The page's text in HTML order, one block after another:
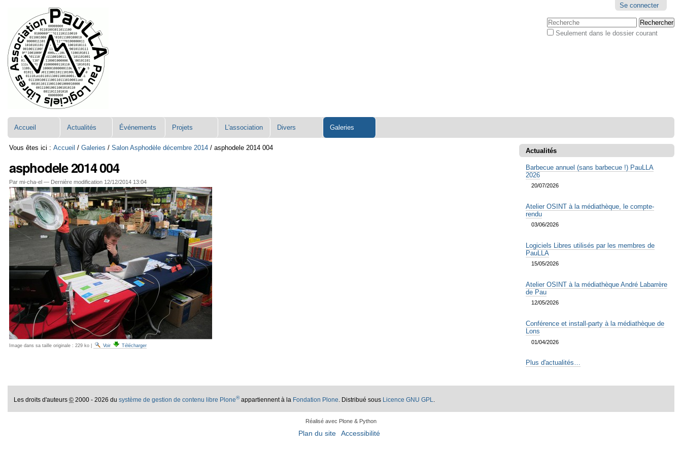
contenu.
Aller
à
la
navigation
personnels
Se connecter
Chercher par
Seulement dans le dossier courant
Accueil Actualités Événements Projets L'association Divers Galeries
Vous êtes ici : Accueil /Galeries /Salon Asphodèle décembre 2014 /asphodele 2014 004
asphodele 2014 004
Par mi-cha-el — Dernière modification 12/12/2014 13:04
Image dans sa taille originale : 229 ko Voir Télécharger
Actualités
Barbecue annuel (sans barbecue !) PauLLA
2026
20/07/2026
Atelier OSINT à la médiathèque, le compte-
rendu
03/06/2026
Logiciels Libres utilisés par les membres de
PauLLA
15/05/2026
Atelier OSINT à la médiathèque André Labarrère
de Pau
12/05/2026
Conférence et install-party à la médiathèque de
Lons
01/04/2026
Plus d'actualités…
Les droits d'auteurs© 2000 - 2026 dusystème de gestion de contenu libre Plone®appartiennent à la Fondation Plone . Distribué sous Licence GNU GPL
Réalisé avec Plone & Python
Plan du site Accessibilité